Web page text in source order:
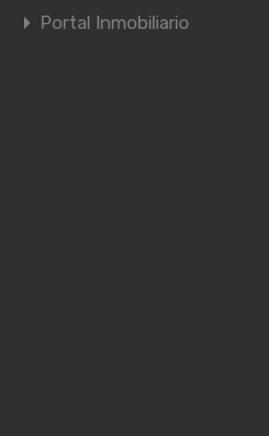
Portal Inmobiliario